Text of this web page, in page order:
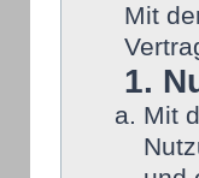
Mit
1.
Mit